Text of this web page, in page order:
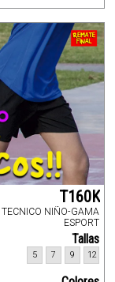
T160K
NIÑO-GAMA
ESPORT
Tallas
12
9
7
5